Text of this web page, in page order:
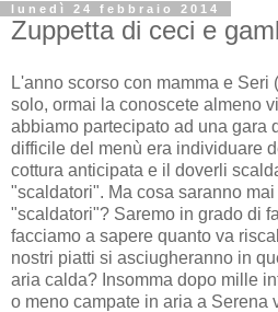
lunedì 24 febbraio 2014
Zuppetta di ceci e
L'anno scorso con mamma e Seri
solo, ormai la conoscete almeno
abbiamo partecipato ad una gara
difficile del menù era individuare
cottura anticipata e il doverli
"scaldatori". Ma cosa saranno
"scaldatori"? Saremo in grado di
facciamo a sapere quanto va
nostri piatti si asciugheranno in
aria calda? Insomma dopo mille
o meno campate in aria a Serena